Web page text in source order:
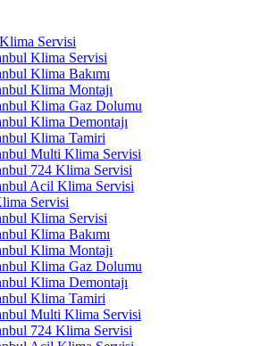
Servisi
Klima Servisi
Klima Bakımı
Klima Montajı
Klima Gaz Dolumu
Klima Demontajı
Klima Tamiri
Multi Klima Servisi
724 Klima Servisi
Acil Klima Servisi
Servisi
Klima Servisi
Klima Bakımı
Klima Montajı
Klima Gaz Dolumu
Klima Demontajı
Klima Tamiri
Multi Klima Servisi
724 Klima Servisi